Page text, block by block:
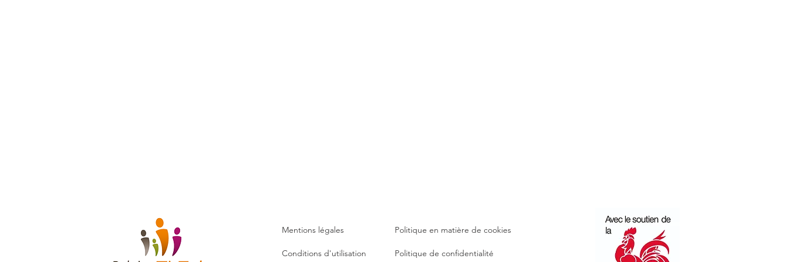
Mentions légales
Conditions d'utilisation
Politique en matière de cookies
Politique de confidentialité